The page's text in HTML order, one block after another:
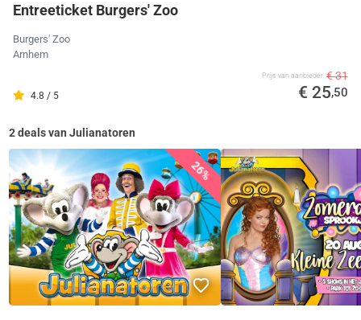
Entreeticket Burgers' Zoo
Burgers' Zoo
Arnhem
4.8 / 5
Prijs van aanbieder € 31
€ 25,50
2 deals van Julianatoren
26%